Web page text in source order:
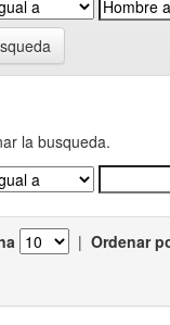
la busqueda.
| Ordenar